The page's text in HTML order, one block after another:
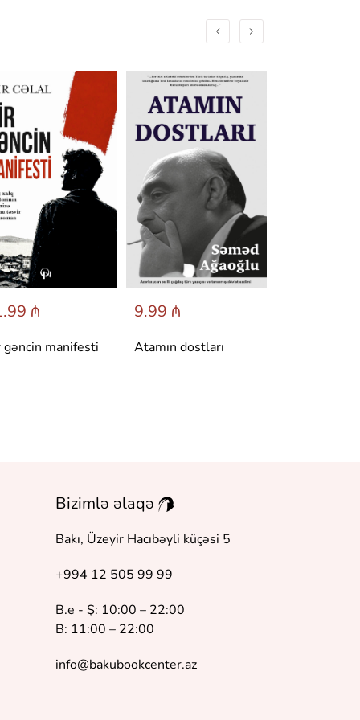
₼
gəncin manifesti
9.99 ₼
Atamın dostları
Bizimlə əlaqə
Bakı, Üzeyir Hacıbəyli küçəsi 5
+994 12 505 99 99
B.e - Ş: 10:00 – 22:00
B: 11:00 – 22:00
info@bakubookcenter.az